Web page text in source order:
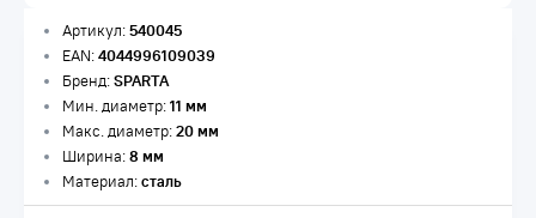
Артикул:540045
EAN:4044996109039
Бренд:SPARTA
Мин. диаметр:11 мм
Макс. диаметр:20 мм
Ширина:8 мм
Материал:сталь